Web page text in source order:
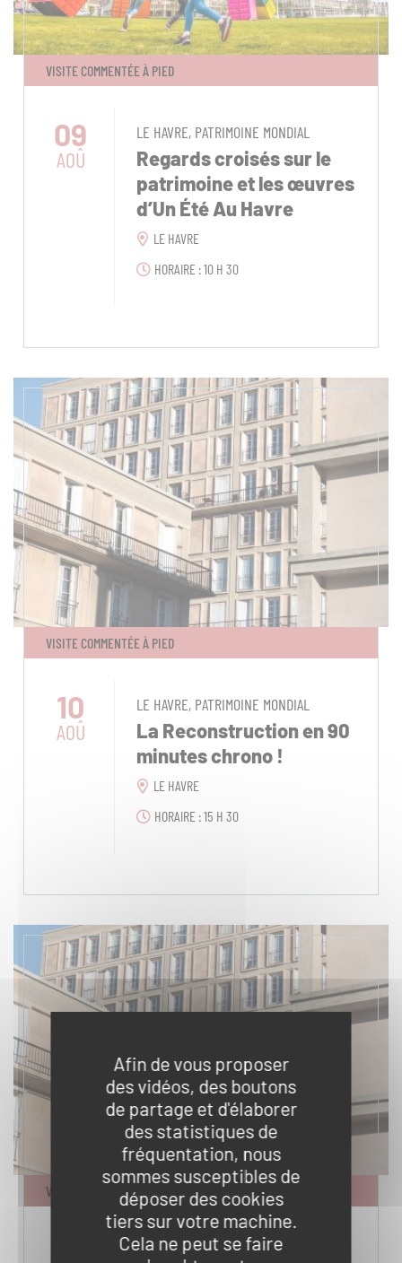
VISITE COMMENTÉE À PIED
09
AOÛ
LE HAVRE, PATRIMOINE MONDIAL
Regards croisés sur le
patrimoine et les œuvres
d’Un Été Au Havre
LE HAVRE
HORAIRE : 10 H 30
VISITE COMMENTÉE À PIED
10
AOÛ
LE HAVRE, PATRIMOINE MONDIAL
La Reconstruction en 90
minutes chrono !
LE HAVRE
HORAIRE : 15 H 30
VISITE COMMENTÉE À PIED
LE HAVRE, PATRIMOINE MONDIAL
Afin de vous proposer
des vidéos, des boutons
de partage et d'élaborer
des statistiques de
fréquentation, nous
sommes susceptibles de
déposer des cookies
tiers sur votre machine.
Cela ne peut se faire